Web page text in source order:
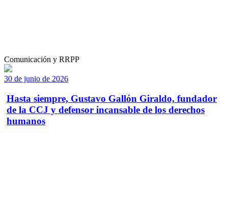
Comunicación y RRPP
30 de junio de 2026
Hasta siempre, Gustavo Gallón Giraldo, fundador
de la CCJ y defensor incansable de los derechos
humanos